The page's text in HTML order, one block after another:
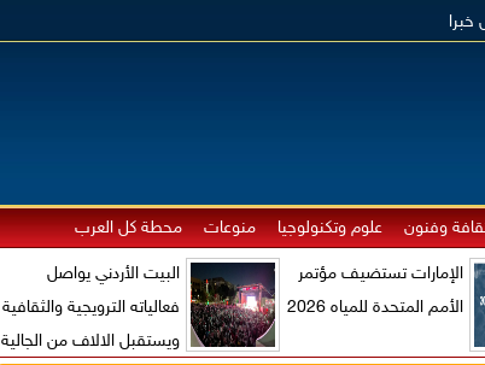
خبرا
وفنون علوم وتكنولوجيا منوعات محطة كل العرب
الإمارات تستضيف مؤتمر
الأمم المتحدة للمياه 2026
البيت الأردني يواصل
فعالياته الترويجية والثقافية
ويستقبل الالاف من الجالية